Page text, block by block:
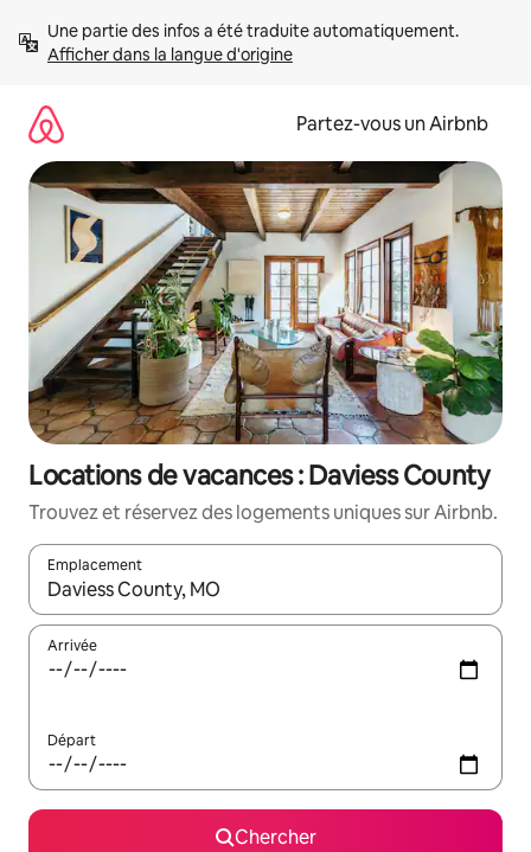
directement
Afficher dans la langue d'origine
Partez-vous un Airbnb
Locations de vacances : Daviess County
Trouvez et réservez des logements uniques sur Airbnb.
Emplacement
Quand les résultats sont affichés, parcourez-les en utilisant
Arrivée
Départ
Chercher